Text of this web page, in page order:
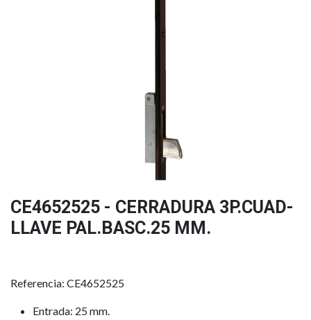
CE4652525 - CERRADURA 3P.CUAD-
LLAVE PAL.BASC.25 MM.
Referencia: CE4652525
Entrada: 25 mm.